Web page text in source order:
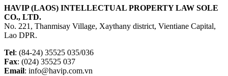
HAVIP (LAOS) INTELLECTUAL PROPERTY LAW SOLE
CO., LTD.
No. 221, Thanmisay Village, Xaythany district, Vientiane Capital,
Lao DPR.
Tel: (84-24) 35525 035/036
Fax: (024) 35525 037
Email: info@havip.com.vn